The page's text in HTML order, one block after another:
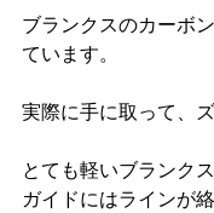
ブランクスのカーボ
ています。
実際に手に取って、
とても軽いブランク
ガイドにはラインが